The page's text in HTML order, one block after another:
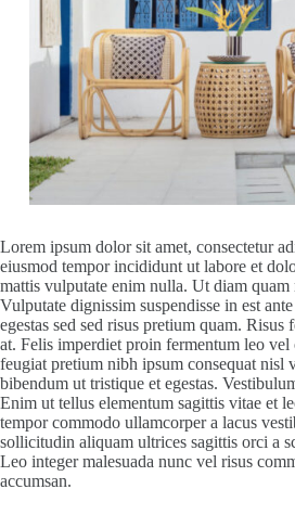
Lorem ipsum dolor sit amet, consectetur
eiusmod tempor incididunt ut labore et
mattis vulputate enim nulla. Ut diam quam
Vulputate dignissim suspendisse in est
egestas sed sed risus pretium quam.
at. Felis imperdiet proin fermentum leo
feugiat pretium nibh ipsum consequat nisl
bibendum ut tristique et egestas.
Enim ut tellus elementum sagittis vitae et
tempor commodo ullamcorper a lacus
sollicitudin aliquam ultrices sagittis orci a
Leo integer malesuada nunc vel risus
accumsan.